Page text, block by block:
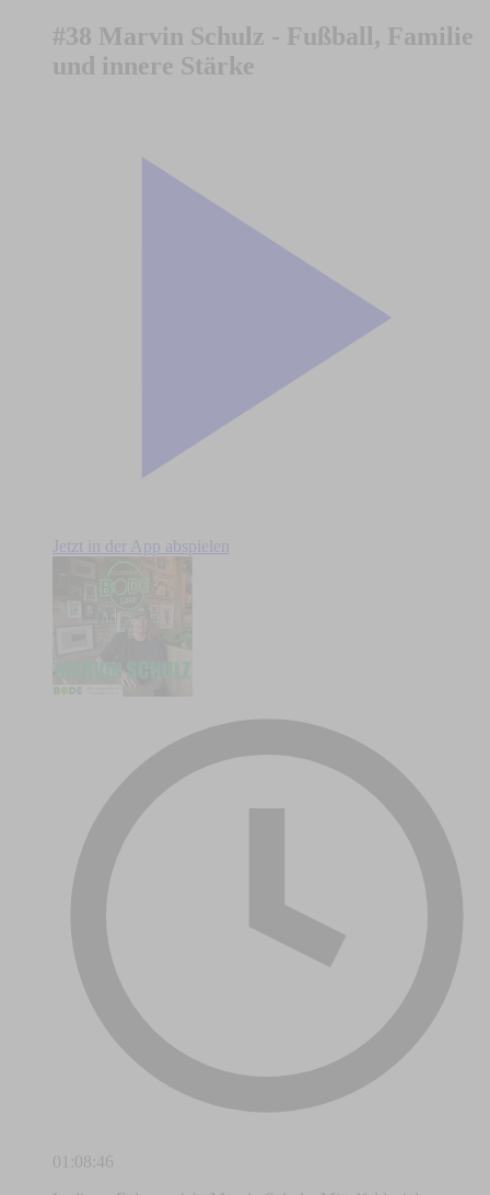
#38 Marvin Schulz - Fußball, Familie
und innere Stärke
Jetzt in der App abspielen
01:08:46